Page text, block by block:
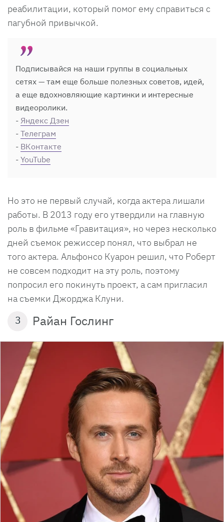
реабилитации, который помог ему справиться с
пагубной привычкой.
Подписывайся на наши группы в социальных
сетях — там еще больше полезных советов, идей,
а еще вдохновляющие картинки и интересные
видеоролики.
- Яндекс Дзен
- Телеграм
- ВКонтакте
- YouTube
Но это не первый случай, когда актера лишали
работы. В 2013 году его утвердили на главную
роль в фильме «Гравитация», но через несколько
дней съемок режиссер понял, что выбрал не
того актера. Альфонсо Куарон решил, что Роберт
не совсем подходит на эту роль, поэтому
попросил его покинуть проект, а сам пригласил
на съемки Джорджа Клуни.
3 Райан Гослинг